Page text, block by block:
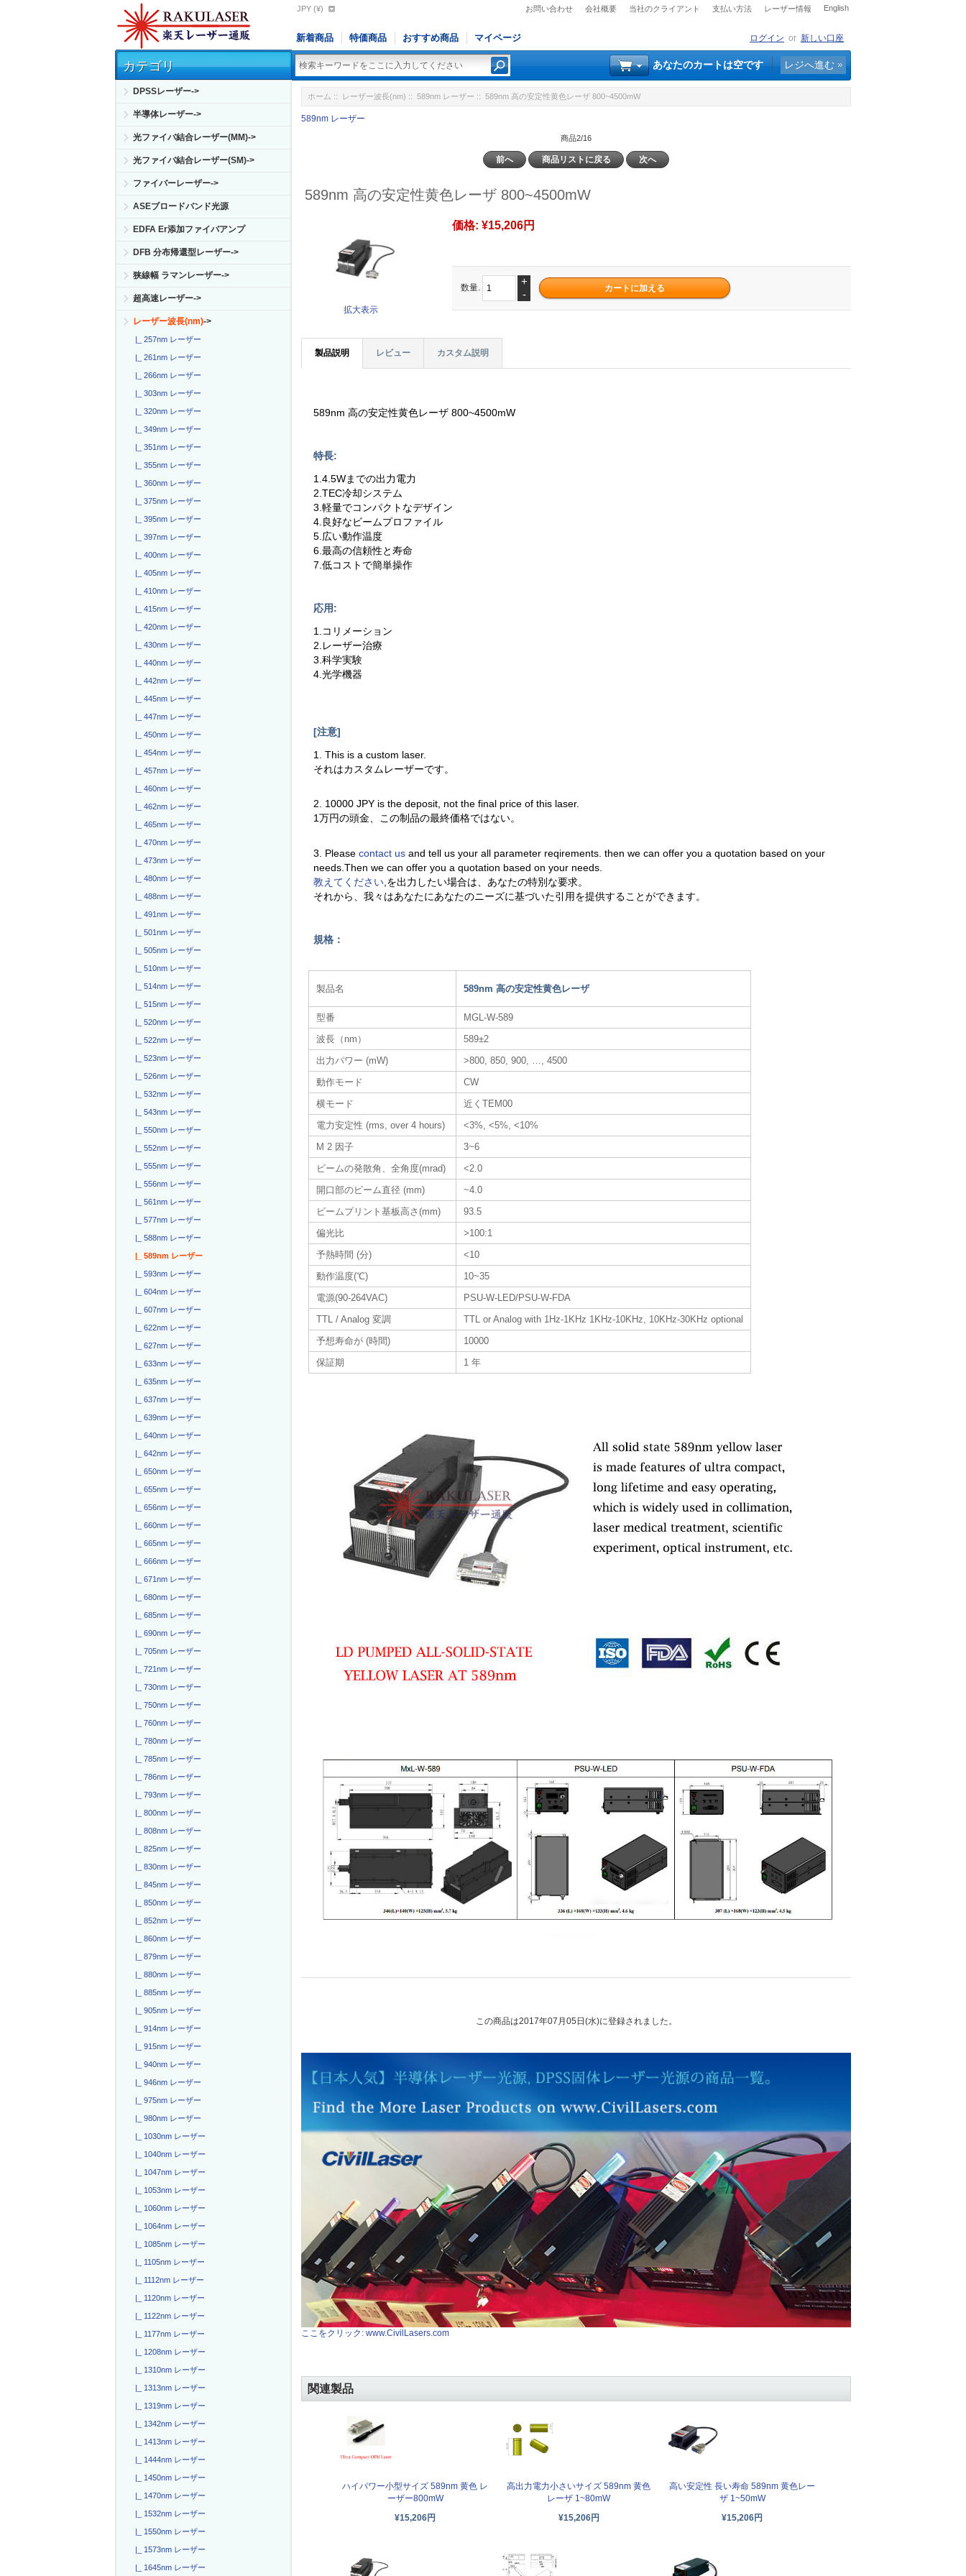
お問い合わせ 会社概要 当社のクライアント 支払い方法 レーザー情報 English
JPY (¥)
新着商品 特価商品 おすすめ商品 マイページ ログイン or 新しい口座
あなたのカートは空です レジへ進む
カテゴリ
DPSSレーザー->
半導体レーザー->
光ファイバ結合レーザー(MM)->
光ファイバ結合レーザー(SM)->
ファイバーレーザー->
ASEブロードバンド光源
EDFA Er添加ファイバアンプ
DFB 分布帰還型レーザー->
狭線幅 ラマンレーザー->
超高速レーザー->
レーザー波長(nm)->
|_ 257nm レーザー
|_ 261nm レーザー
|_ 266nm レーザー
|_ 303nm レーザー
|_ 320nm レーザー
|_ 349nm レーザー
|_ 351nm レーザー
|_ 355nm レーザー
|_ 360nm レーザー
|_ 375nm レーザー
|_ 395nm レーザー
|_ 397nm レーザー
|_ 400nm レーザー
|_ 405nm レーザー
|_ 410nm レーザー
|_ 415nm レーザー
|_ 420nm レーザー
|_ 430nm レーザー
|_ 440nm レーザー
|_ 442nm レーザー
|_ 445nm レーザー
|_ 447nm レーザー
|_ 450nm レーザー
|_ 454nm レーザー
|_ 457nm レーザー
|_ 460nm レーザー
|_ 462nm レーザー
|_ 465nm レーザー
|_ 470nm レーザー
|_ 473nm レーザー
|_ 480nm レーザー
|_ 488nm レーザー
|_ 491nm レーザー
|_ 501nm レーザー
|_ 505nm レーザー
|_ 510nm レーザー
|_ 514nm レーザー
|_ 515nm レーザー
|_ 520nm レーザー
|_ 522nm レーザー
|_ 523nm レーザー
|_ 526nm レーザー
|_ 532nm レーザー
|_ 543nm レーザー
|_ 550nm レーザー
|_ 552nm レーザー
|_ 555nm レーザー
|_ 556nm レーザー
|_ 561nm レーザー
|_ 577nm レーザー
|_ 588nm レーザー
|_ 589nm レーザー
|_ 593nm レーザー
|_ 604nm レーザー
|_ 607nm レーザー
|_ 622nm レーザー
|_ 627nm レーザー
|_ 633nm レーザー
|_ 635nm レーザー
|_ 637nm レーザー
|_ 639nm レーザー
|_ 640nm レーザー
|_ 642nm レーザー
|_ 650nm レーザー
|_ 655nm レーザー
|_ 656nm レーザー
|_ 660nm レーザー
|_ 665nm レーザー
|_ 666nm レーザー
|_ 671nm レーザー
|_ 680nm レーザー
|_ 685nm レーザー
|_ 690nm レーザー
|_ 705nm レーザー
|_ 721nm レーザー
|_ 730nm レーザー
|_ 750nm レーザー
|_ 760nm レーザー
|_ 780nm レーザー
|_ 785nm レーザー
|_ 786nm レーザー
|_ 793nm レーザー
|_ 800nm レーザー
|_ 808nm レーザー
|_ 825nm レーザー
|_ 830nm レーザー
|_ 845nm レーザー
|_ 850nm レーザー
|_ 852nm レーザー
|_ 860nm レーザー
|_ 879nm レーザー
|_ 880nm レーザー
|_ 885nm レーザー
|_ 905nm レーザー
|_ 914nm レーザー
|_ 915nm レーザー
|_ 940nm レーザー
|_ 946nm レーザー
|_ 975nm レーザー
|_ 980nm レーザー
|_ 1030nm レーザー
|_ 1040nm レーザー
|_ 1047nm レーザー
|_ 1053nm レーザー
|_ 1060nm レーザー
|_ 1064nm レーザー
|_ 1085nm レーザー
|_ 1105nm レーザー
|_ 1112nm レーザー
|_ 1120nm レーザー
|_ 1122nm レーザー
|_ 1177nm レーザー
|_ 1208nm レーザー
|_ 1310nm レーザー
|_ 1313nm レーザー
|_ 1319nm レーザー
|_ 1342nm レーザー
|_ 1413nm レーザー
|_ 1444nm レーザー
|_ 1450nm レーザー
|_ 1470nm レーザー
|_ 1532nm レーザー
|_ 1550nm レーザー
|_ 1573nm レーザー
|_ 1645nm レーザー
ホーム :: レーザー波長(nm) ::589nm レーザー :: 589nm 高の安定性黄色レーザ 800~4500mW
589nm レーザー
商品2/16
前へ 商品リストに戻る 次へ
589nm 高の安定性黄色レーザ 800~4500mW
拡大表示
価格:¥15,206円
数量.
+
-
製品説明 レビュー カスタム説明
589nm 高の安定性黄色レーザ 800~4500mW
特長:
1.4.5Wまでの出力電力
2.TEC冷却システム
3.軽量でコンパクトなデザイン
4.良好なビームプロファイル
5.広い動作温度
6.最高の信頼性と寿命
7.低コストで簡単操作
応用:
1.コリメーション
2.レーザー治療
3.科学実験
4.光学機器
[注意]
1. This is a custom laser.
それはカスタムレーザーです。
2. 10000 JPY is the deposit, not the final price of this laser.
1万円の頭金、この制品の最終価格ではない。
3. Pleasecontact usand tell us your all parameter reqirements. then we can offer you a quotation based on your
needs.Then we can offer you a quotation based on your needs.
教えてください ,を出力したい場合は、あなたの特別な要求。
それから、我々はあなたにあなたのニーズに基づいた引用を提供することができます。
規格：
製品名 589nm 高の安定性黄色レーザ​
型番
MGL-W-589
波長（nm）
589±2
出力パワー (mW)
>800, 850, 900, …, 4500
動作モード
CW
横モード
近くTEM00
電力安定性 (rms, over 4 hours)
<3%, <5%, <10%
M 2 因子
3~6
ビームの発散角、全角度(mrad)
<2.0
開口部のビーム直径 (mm)
~4.0
ビームプリント基板高さ(mm)
93.5
偏光比
>100:1
予熱時間 (分)
<10
動作温度(℃)
10~35
電源(90-264VAC)
PSU-W-LED/PSU-W-FDA
TTL / Analog 変調
TTL or Analog with 1Hz-1KHz 1KHz-10KHz, 10KHz-30KHz optional
予想寿命が (時間)
10000
保証期
1 年
この商品は2017年07月05日(水)に登録されました。
ここをクリック: www.CivilLasers.com
関連製品
ハイパワー小型サイズ 589nm 黄色 レ
ーザー800mW
¥15,206円
高出力電力小さいサイズ 589nm 黄色
レーザ 1~80mW
¥15,206円
高い安定性 長い寿命 589nm 黄色レー
ザ 1~50mW
¥15,206円